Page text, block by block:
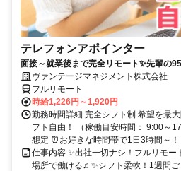
テレフォンアポインター
面接～就業後まで完全リモート✨先輩の
ヴァンテージマネジメント株式会社
フルリモート
時給1,226円～1,920円
勤務時間詳細 完全シフト制 希望を最
フト自由！ （稼働目安時間： 9:00～
想定 ⏰お好きな時間帯で1日3時間～
仕事内容 ✨出社一切ナシ！フルリモー
場所で働ける♫ ✨シフト柔軟！1週間